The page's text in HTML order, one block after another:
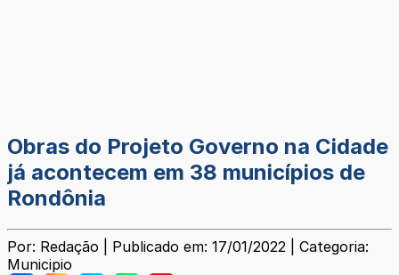
Obras do Projeto Governo na Cidade
já acontecem em 38 municípios de
Rondônia
Por: Redação | Publicado em: 17/01/2022 | Categoria:
Municipio